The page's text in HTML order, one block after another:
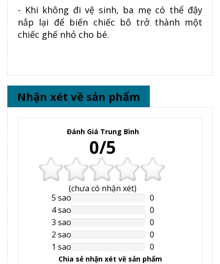
- Khi không đi vệ sinh, ba mẹ có thể đậy
nắp lại để biến chiếc bô trở thành một
chiếc ghế nhỏ cho bé.
Nhận xét về sản phẩm
Đánh Giá Trung Bình
0/5
(chưa có nhận xét)
5 saoNAN%
Complete
0
4 saoNAN%
Complete
0
3 saoNAN%
Complete
0
2 saoNAN%
Complete
0
1 saoNAN%
Complete
0
Chia sẻ nhận xét về sản phẩm